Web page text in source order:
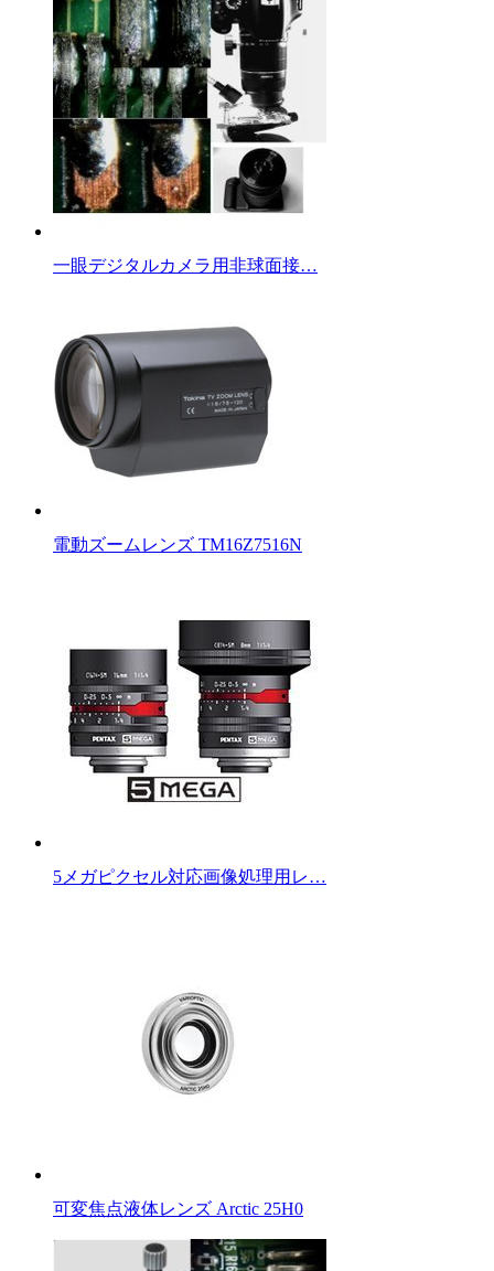
一眼デジタルカメラ用非球面接…
電動ズームレンズ TM16Z7516N
5メガピクセル対応画像処理用レ…
可変焦点液体レンズ Arctic 25H0